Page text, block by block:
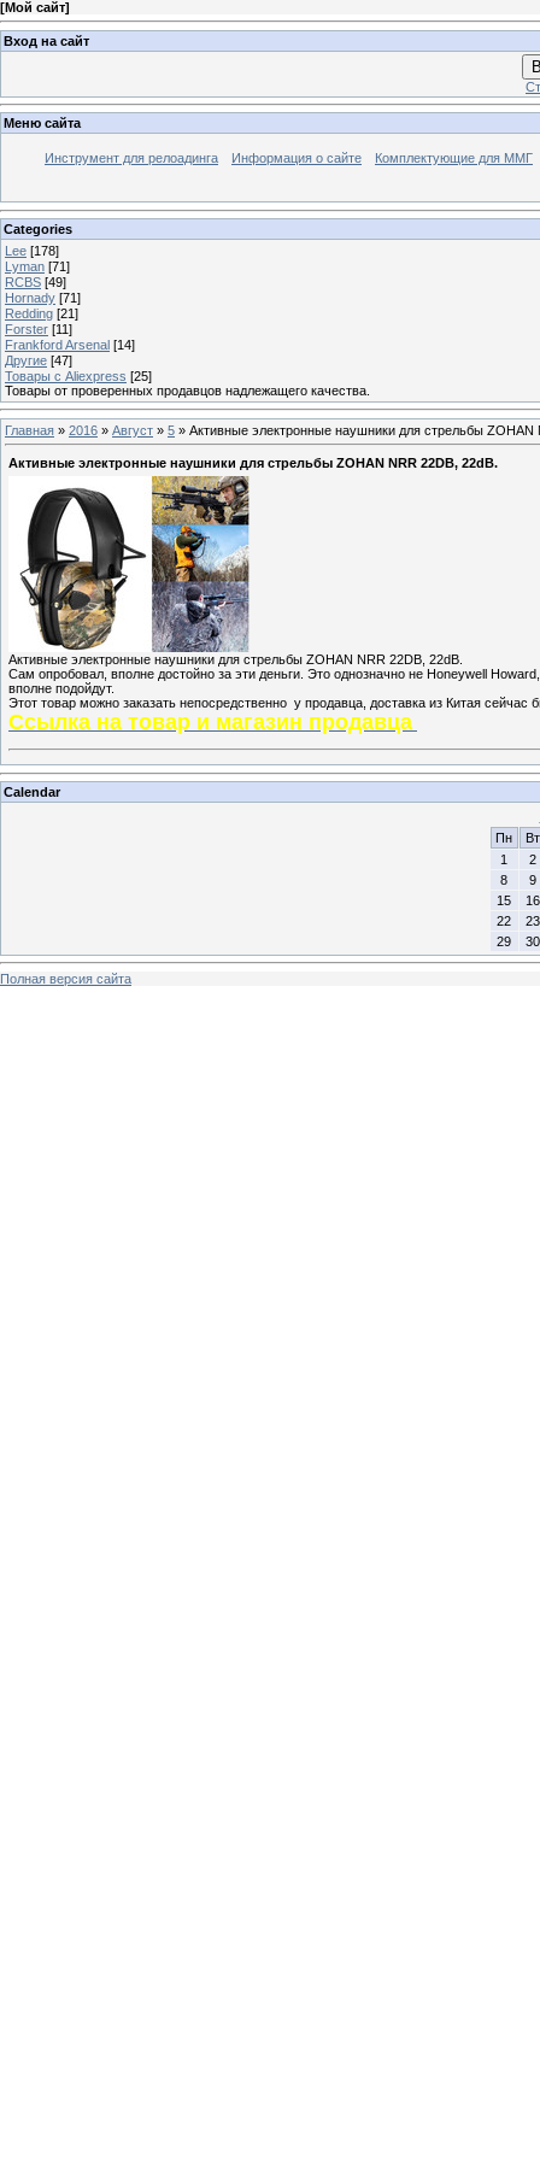
[Мой сайт]
Вход на сайт
Меню сайта
Инструмент для релоадинга Информация о сайте Комплектующие для ММГ
Categories
Lee [178]
Lyman [71]
RCBS [49]
Hornady [71]
Redding [21]
Forster [11]
Frankford Arsenal [14]
Другие [47]
Товары с Aliexpress [25]
Товары от проверенных продавцов надлежащего качества.
Главная » 2016 » Август » 5 » Активные электронные наушники для стрельбы ZOHAN
Активные электронные наушники для стрельбы ZOHAN NRR 22DB, 22dB.
Активные электронные наушники для стрельбы ZOHAN NRR 22DB, 22dB.
Сам опробовал, вполне достойно за эти деньги. Это однозначно не Honeywell
вполне подойдут.
Этот товар можно заказать непосредственно у продавца, доставка из Китая сейчас
Ссылка на товар и магазин продавца
Calendar
Пн
Вт
1
2
8
9
15
16
22
23
29
30
Полная версия сайта